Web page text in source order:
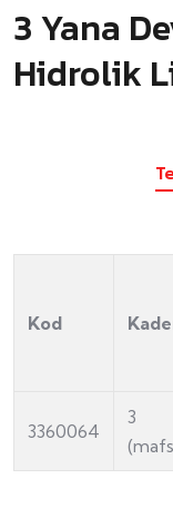
3 Yana
Hidrolik
Kod
3360064
3